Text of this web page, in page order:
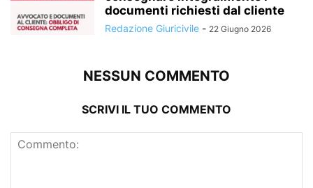
documenti richiesti dal cliente
Redazione Giuricivile - 22 Giugno 2026
NESSUN COMMENTO
SCRIVI IL TUO COMMENTO